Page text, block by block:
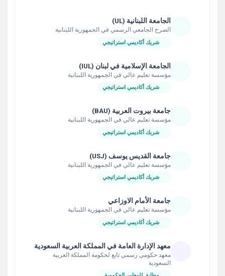
الجامعة اللبنانية (UL)
الصرح الجامعي الرسمي في الجمهورية اللبنانية
شريك أكاديمي استراتيجي
الجامعة الإسلامية في لبنان (IUL)
مؤسسة تعليم عالي في الجمهورية اللبنانية
شريك أكاديمي استراتيجي
جامعة بيروت العربية (BAU)
مؤسسة تعليم عالي في الجمهورية اللبنانية
شريك أكاديمي استراتيجي
جامعة القديس يوسف (USJ)
مؤسسة تعليم عالي في الجمهورية اللبنانية
شريك أكاديمي استراتيجي
جامعة الأمام الاوزاعي
مؤسسة تعليم عالي في الجمهورية اللبنانية
شريك أكاديمي استراتيجي
معهد الإدارة العامة في المملكة العربية السعودية
معهد حكومي رسمي تابع لحكومة المملكة العربية
السعودية